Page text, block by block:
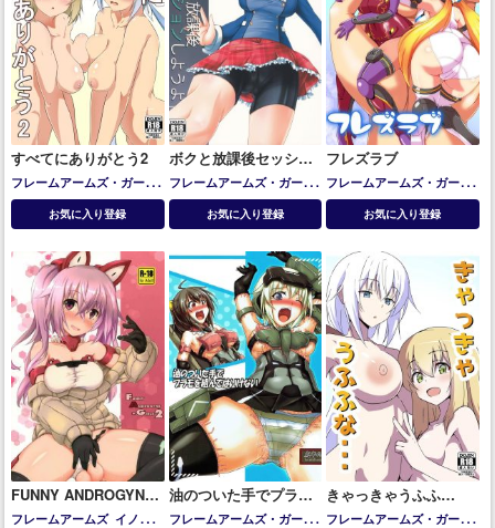
すべてにありがとう2
フレームアームズ・ガール
アーキテクトスティレット
フレズヴェルクフレズヴェ
お気に入り登録
ボクと放課後セッショ
ンしようよ
フレームアームズ・ガール
フレズヴェルク
お気に入り登録
フレズラブ
フレームアームズ・ガール
フレズヴェルク
お気に入り登録
FUNNY ANDROGYNE
GIRLS 2
フレームアームズ イノセン
油のついた手でプラモ
を組んではいけない
フレームアームズ・ガール
きゃっきゃうふふ
な・・・
フレームアームズ・ガール